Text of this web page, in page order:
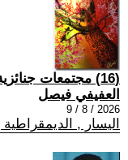
(16) مجتمعات جنائزية
العفيفي فيصل
2026 / 8 / 9
اليسار ,